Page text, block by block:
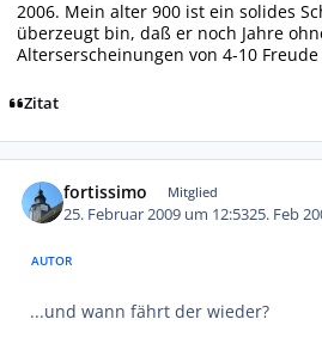
2006. Mein alter 900 ist ein solides
überzeugt bin, daß er noch Jahre
Alterserscheinungen von 4-10
Zitat
fortissimo Mitglied
25. Februar 2009 um 12:5325. Feb
AUTOR
...und wann fährt der wieder?